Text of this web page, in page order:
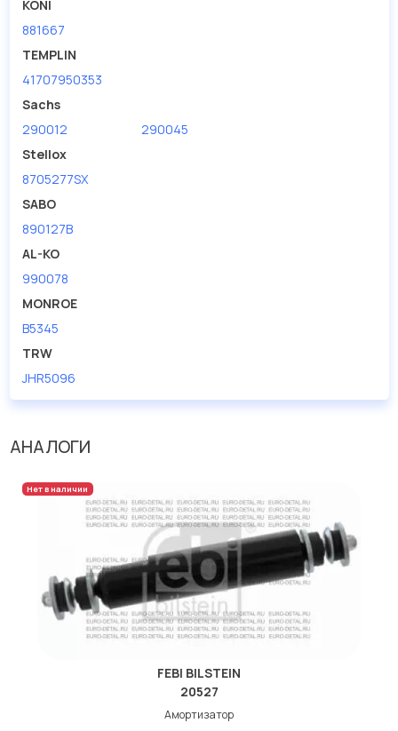
KONI
881667
TEMPLIN
41707950353
Sachs
290012
290045
Stellox
8705277SX
SABO
890127B
AL-KO
990078
MONROE
B5345
TRW
JHR5096
АНАЛОГИ
Нет в наличии
FEBI BILSTEIN
20527
Амортизатор